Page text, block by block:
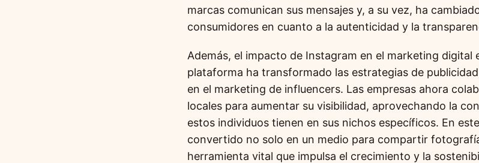
marcas comunican sus mensajes y, a su vez, ha
consumidores en cuanto a la autenticidad y la
Además, el impacto de Instagram en el marketing digital
plataforma ha transformado las estrategias de
en el marketing de influencers. Las empresas ahora
locales para aumentar su visibilidad, aprovechando la
estos individuos tienen en sus nichos específicos. En
convertido no solo en un medio para compartir
herramienta vital que impulsa el crecimiento y la